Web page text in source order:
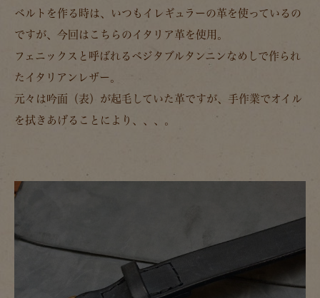
ベルトを作る時は、いつもイレギュラーの革を使っているの
ですが、今回はこちらのイタリア革を使用。
フェニックスと呼ばれるベジタブルタンニンなめしで作られ
たイタリアンレザー。
元々は吟面（表）が起毛していた革ですが、手作業でオイル
を拭きあげることにより、、、。